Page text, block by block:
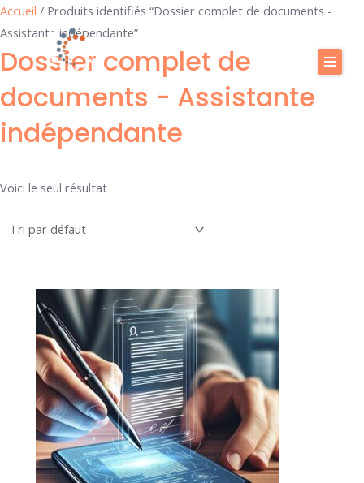
Aller
au
contenu
Calendrier
Nos formations
Vous accompagner
Boutique
Blog
Contact
Accueil / Produits identifiés “Dossier complet de documents -
Assistante indépendante”
Dossier complet de
documents - Assistante
indépendante
Voici le seul résultat